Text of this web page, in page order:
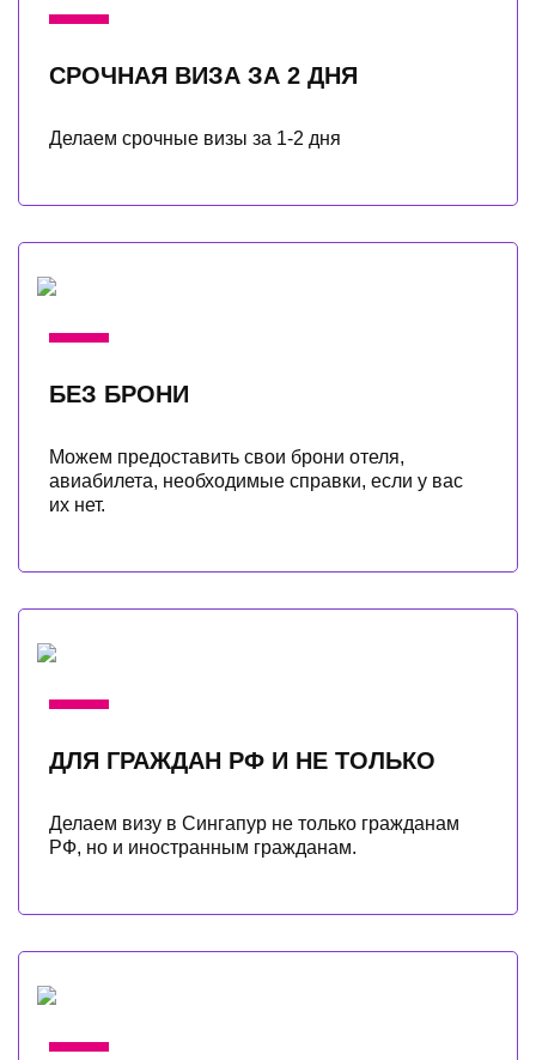
СРОЧНАЯ ВИЗА ЗА 2 ДНЯ
Делаем срочные визы за 1-2 дня
БЕЗ БРОНИ
Можем предоставить свои брони отеля,
авиабилета, необходимые справки, если у вас
их нет.
ДЛЯ ГРАЖДАН РФ И НЕ ТОЛЬКО
Делаем визу в Сингапур не только гражданам
РФ, но и иностранным гражданам.